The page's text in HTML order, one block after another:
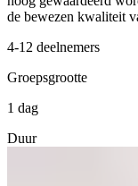
de bewezen kwaliteit
4-12 deelnemers
Groepsgrootte
1 dag
Duur